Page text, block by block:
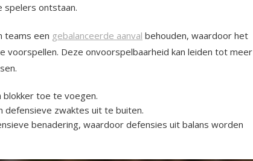
spelers ontstaan.
teams een gebalanceerde aanval behouden, waardoor het
Deze onvoorspelbaarheid kan leiden tot meer
toe te voegen.
defensieve zwaktes uit te buiten.
benadering, waardoor defensies uit balans worden